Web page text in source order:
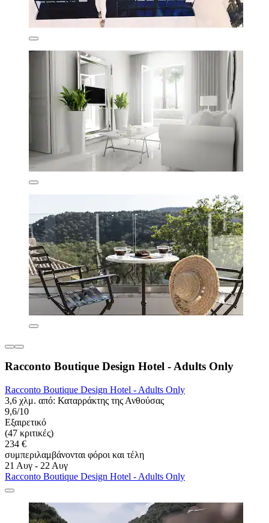
Racconto Boutique Design Hotel - Adults Only
Racconto Boutique Design Hotel - Adults Only
3,6 χλμ. από: Καταρράκτης της Ανθούσας
9,6/10
Εξαιρετικό
(47 κριτικές)
234 €
συμπεριλαμβάνονται φόροι και τέλη
21 Αυγ - 22 Αυγ
Racconto Boutique Design Hotel - Adults Only